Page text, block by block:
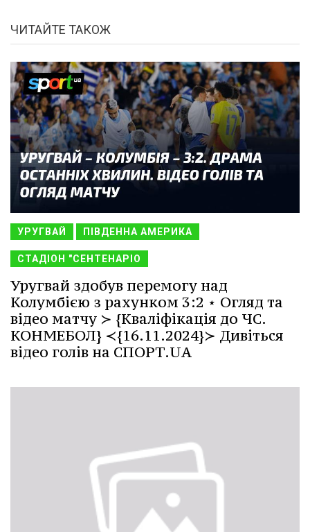
ЧИТАЙТЕ ТАКОЖ
УРУГВАЙ ПІВДЕННА АМЕРИКА
СТАДІОН "СЕНТЕНАРІО
Уругвай здобув перемогу над
Колумбією з рахунком 3:2 ⋆ Огляд та
відео матчу ≻ {Кваліфікація до ЧС.
КОНМЕБОЛ} ≺{16.11.2024}≻ Дивіться
відео голів на СПОРТ.UA